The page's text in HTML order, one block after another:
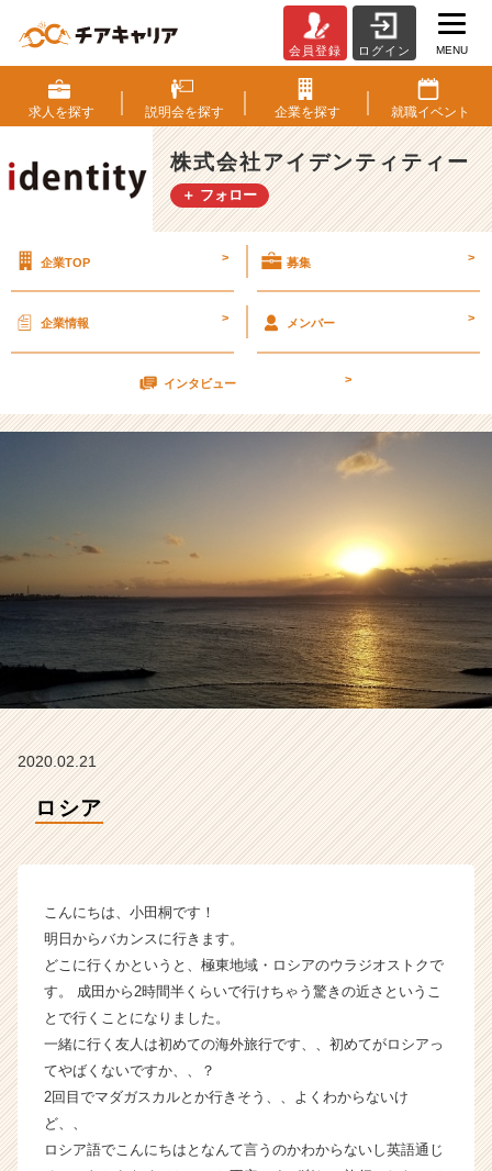
シ
ア
【株
式
会
社
ン
テ
ィ
の
|
ベ
ン
チ
ャ
ー・
ス
ウ
ト
が
届
就
活
サ
イ
チ
会員登録 ログイン MENU
求人を探す 説明会を探す 企業を探す 就職イベント
株式会社アイデンティティー
＋ フォロー
企業TOP > 募集 >
企業情報 > メンバー >
インタビュー >
2020.02.21
ロシア
こんにちは、小田桐です！
明日からバカンスに行きます。
どこに行くかというと、極東地域・ロシアのウラジオストクで
す。 成田から2時間半くらいで行けちゃう驚きの近さというこ
とで行くことになりました。
一緒に行く友人は初めての海外旅行です、、初めてがロシアっ
てやばくないですか、、？
2回目でマダガスカルとか行きそう、、よくわからないけ
ど、、
ロシア語でこんにちはとなんて言うのかわからないし英語通じ